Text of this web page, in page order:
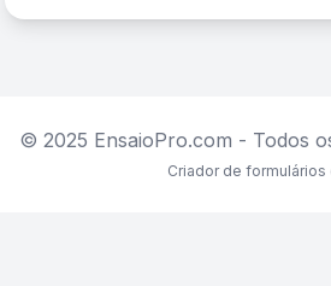
© 2025 EnsaioPro.com - Todos
Criador de formulários